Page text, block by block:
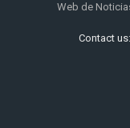
Web de
Contact